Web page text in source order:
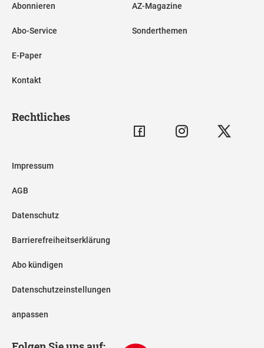
Abonnieren
Abo-Service
E-Paper
Kontakt
AZ-Magazine
Sonderthemen
Rechtliches
Impressum
AGB
Datenschutz
Barrierefreiheitserklärung
Abo kündigen
Datenschutzeinstellungen
anpassen